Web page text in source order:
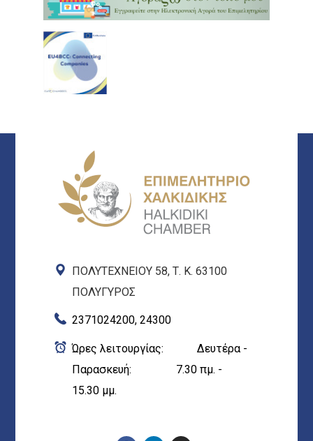
ΠΟΛΥΤΕΧΝΕΙΟΥ 58, Τ. Κ. 63100
ΠΟΛΥΓΥΡΟΣ
2371024200, 24300
Ώρες λειτουργίας: Δευτέρα -
Παρασκευή: 7.30 πμ. -
15.30 μμ.